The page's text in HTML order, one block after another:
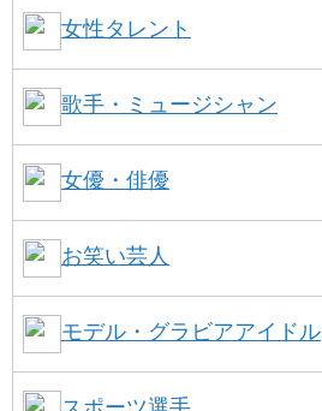
女性タレント
歌手・ミュージシャン
女優・俳優
お笑い芸人
モデル・グラビアアイドル